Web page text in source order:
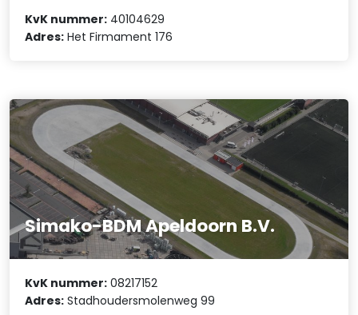
KvK nummer: 40104629
Adres: Het Firmament 176
Simako-BDM Apeldoorn B.V.
KvK nummer: 08217152
Adres: Stadhoudersmolenweg 99